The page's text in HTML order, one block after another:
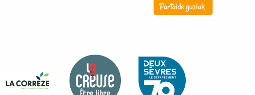
Partaide guziak